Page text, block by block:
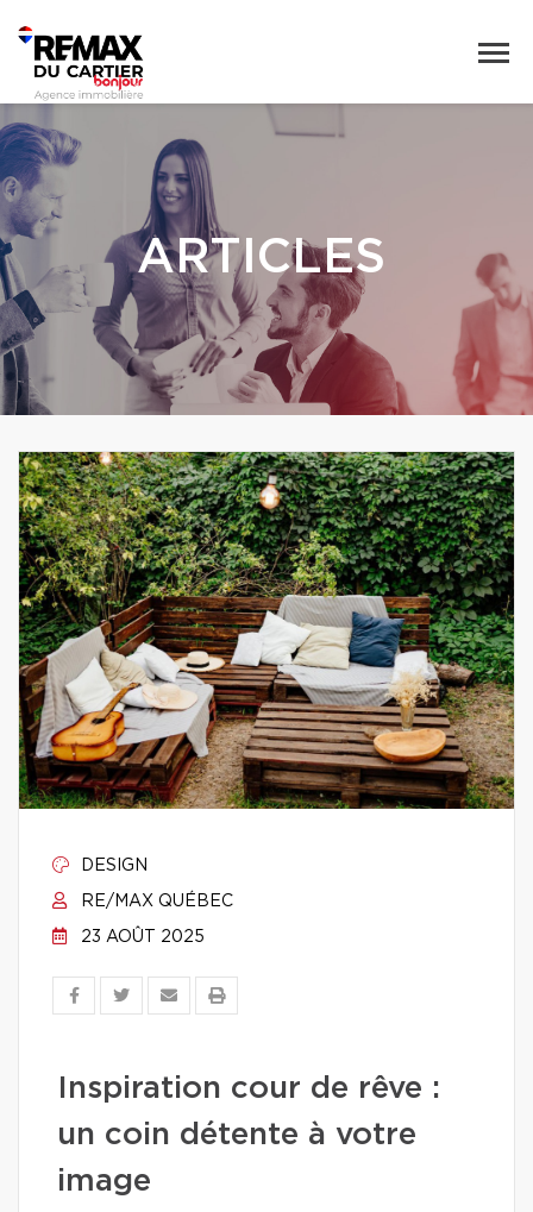
ARTICLES
DESIGN
RE/MAX QUÉBEC
23 AOÛT 2025
Inspiration cour de rêve :
un coin détente à votre
image